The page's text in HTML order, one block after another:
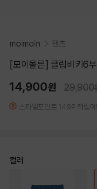
moimoln 팬츠
[모이몰른] 클립비키6
14,900원 29,900
스타일포인트 149P 적립예
컬러